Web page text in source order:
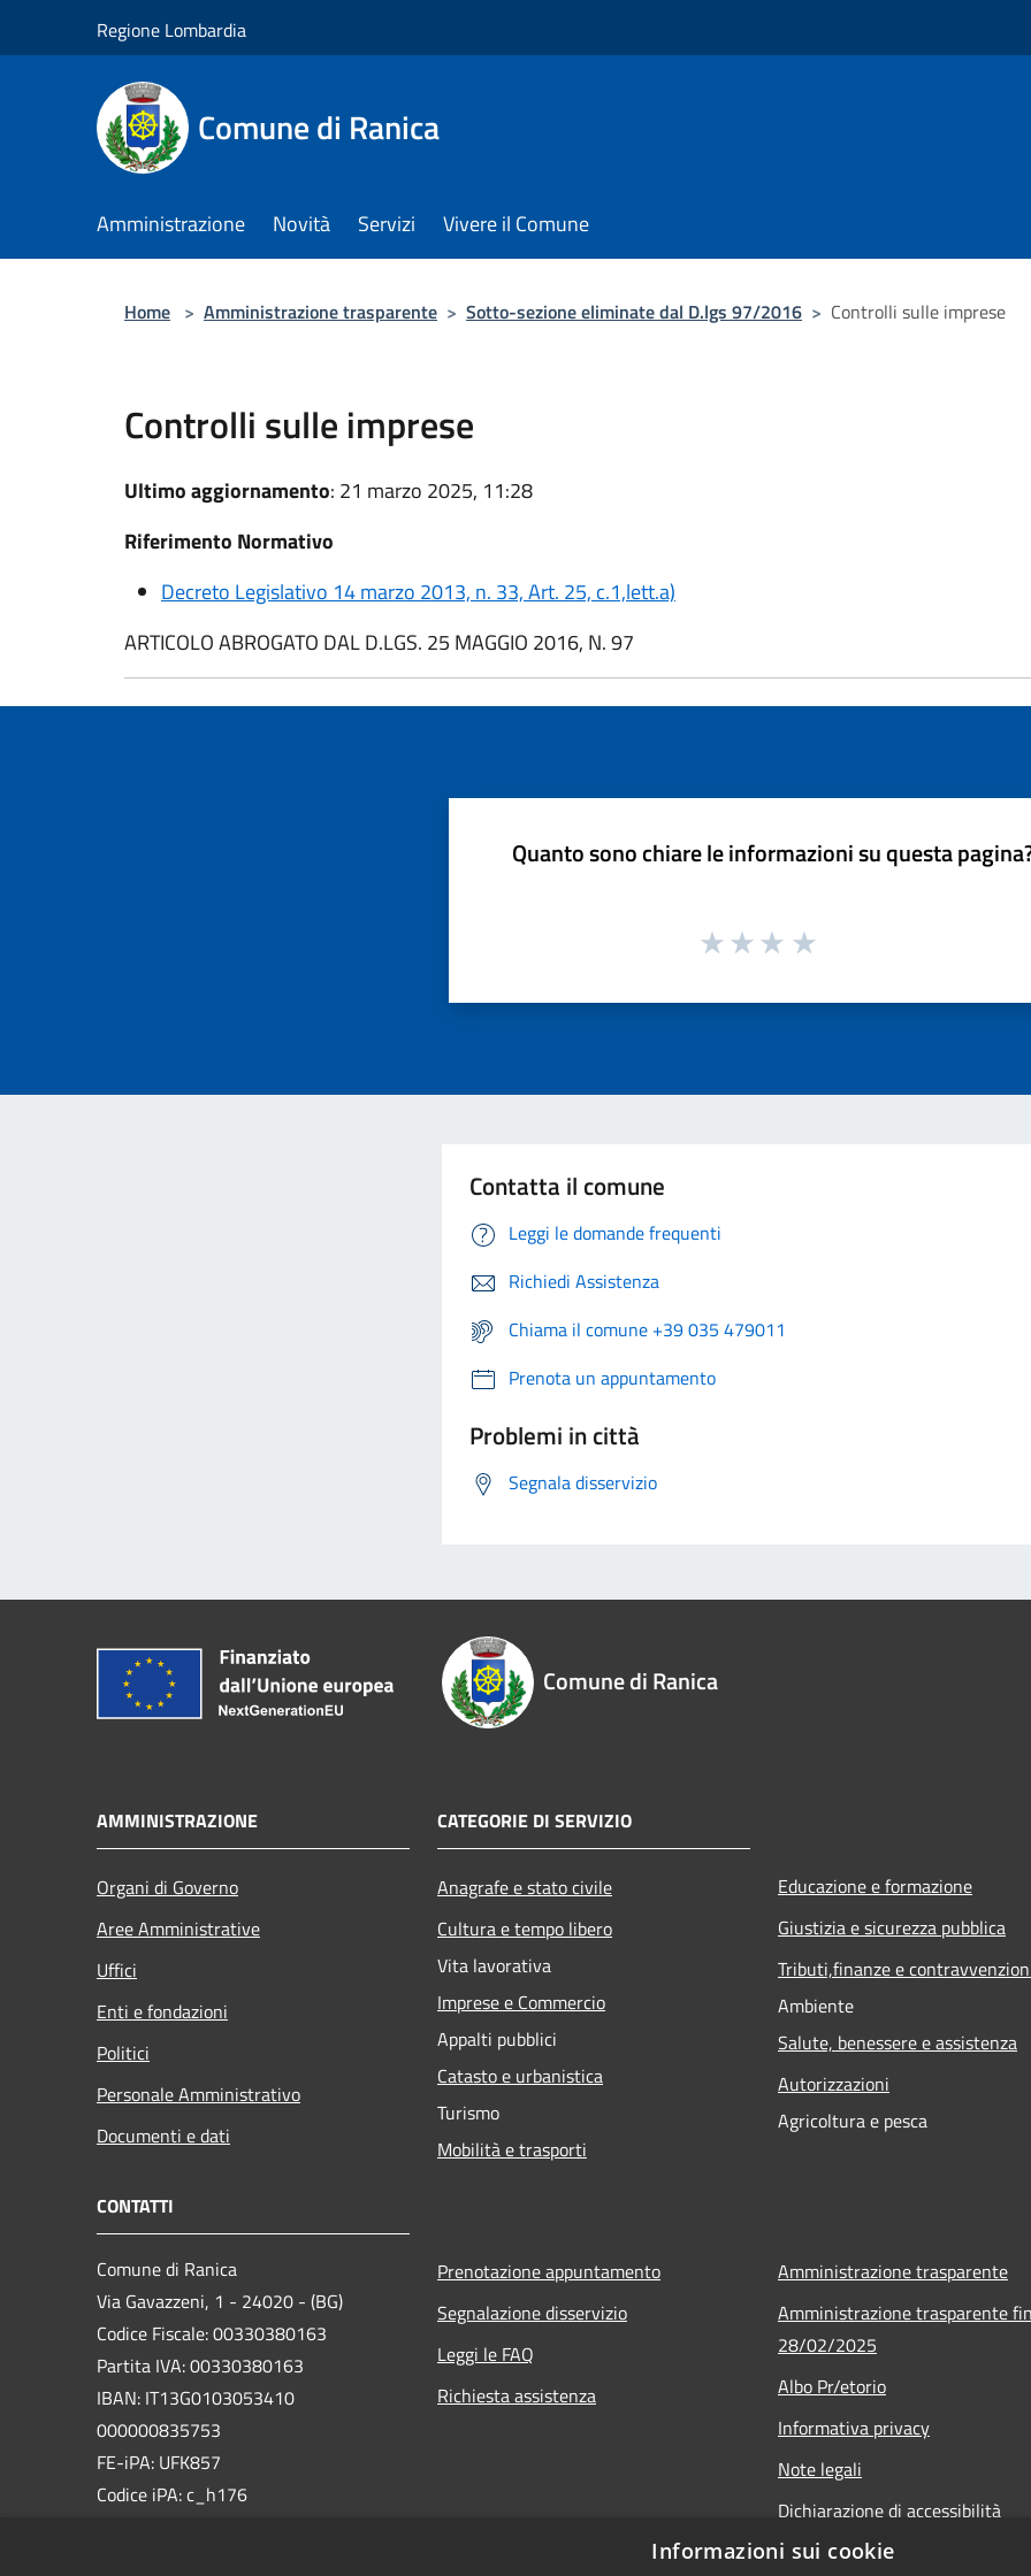
Regione Lombardia
Comune di Ranica
Amministrazione Novità Servizi Vivere il Comune
Home > Amministrazione trasparente > Sotto-sezione eliminate dal D.lgs 97/2016 > Controlli sulle imprese
Controlli sulle imprese
Ultimo aggiornamento: 21 marzo 2025, 11:28
Riferimento Normativo
Decreto Legislativo 14 marzo 2013, n. 33, Art. 25, c.1,lett.a)
ARTICOLO ABROGATO DAL D.LGS. 25 MAGGIO 2016, N. 97
Quanto sono chiare le informazioni su questa
Contatta il comune
Leggi le domande frequenti
Richiedi Assistenza
Chiama il comune +39 035 479011
Prenota un appuntamento
Problemi in città
Segnala disservizio
Comune di Ranica
AMMINISTRAZIONE
Organi di Governo
Aree Amministrative
Uffici
Enti e fondazioni
Politici
Personale Amministrativo
Documenti e dati
CATEGORIE DI SERVIZIO
Anagrafe e stato civile
Cultura e tempo libero
Vita lavorativa
Imprese e Commercio
Appalti pubblici
Catasto e urbanistica
Turismo
Mobilità e trasporti
Educazione e formazione
Giustizia e sicurezza pubblica
Tributi,finanze e
Ambiente
Salute, benessere e assistenza
Autorizzazioni
Agricoltura e pesca
CONTATTI
Comune di Ranica
Via Gavazzeni, 1 - 24020 - (BG)
Codice Fiscale: 00330380163
Partita IVA: 00330380163
IBAN: IT13G0103053410
000000835753
FE-iPA: UFK857
Codice iPA: c_h176
Prenotazione appuntamento
Segnalazione disservizio
Leggi le FAQ
Richiesta assistenza
Amministrazione trasparente
Amministrazione trasparente
28/02/2025
Albo Pr/etorio
Informativa privacy
Note legali
Dichiarazione di accessibilità
Obiettivi di accessibilità
Informazioni sui cookie